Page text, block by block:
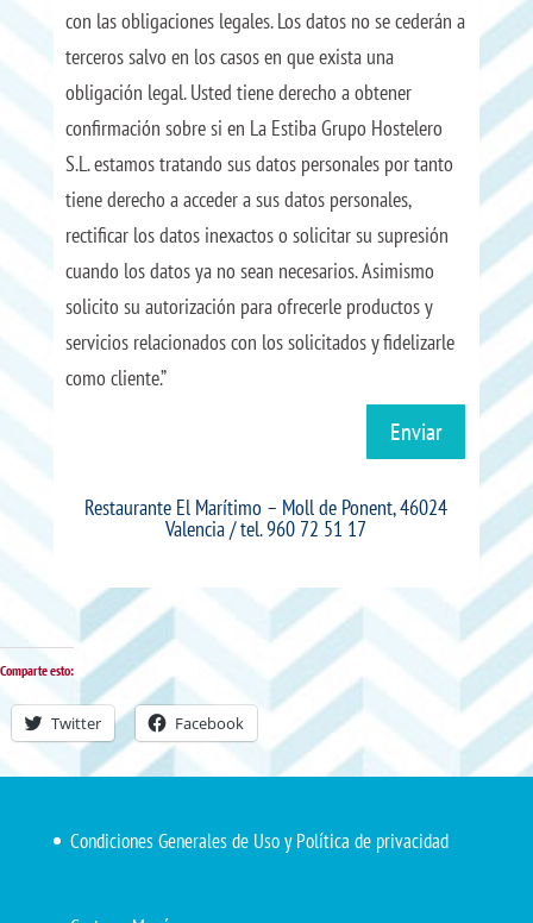
con las obligaciones legales. Los datos no se cederán a
terceros salvo en los casos en que exista una
obligación legal. Usted tiene derecho a obtener
confirmación sobre si en La Estiba Grupo Hostelero
S.L. estamos tratando sus datos personales por tanto
tiene derecho a acceder a sus datos personales,
rectificar los datos inexactos o solicitar su supresión
cuando los datos ya no sean necesarios. Asimismo
solicito su autorización para ofrecerle productos y
servicios relacionados con los solicitados y fidelizarle
como cliente.”
Enviar
Restaurante El Marítimo – Moll de Ponent, 46024
Valencia/ tel.960 72 51 17
Comparte esto:
Twitter Facebook
Condiciones Generales de Uso y Política de privacidad